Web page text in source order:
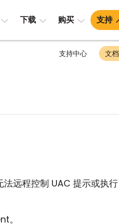
下载 购买 支持
支持中心 文档
远程控制 UAC 提示或执行
。